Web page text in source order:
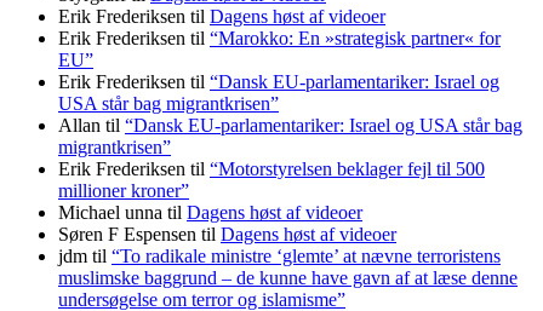
Erik Frederiksen til Dagens høst af videoer
Erik Frederiksen til “Marokko: En »strategisk partner« for
EU”
Erik Frederiksen til “Dansk EU-parlamentariker: Israel og
USA står bag migrantkrisen”
Allan til “Dansk EU-parlamentariker: Israel og USA står bag
migrantkrisen”
Erik Frederiksen til “Motorstyrelsen beklager fejl til 500
millioner kroner”
Michael unna til Dagens høst af videoer
Søren F Espensen til Dagens høst af videoer
jdm til “To radikale ministre ‘glemte’ at nævne terroristens
muslimske baggrund – de kunne have gavn af at læse denne
undersøgelse om terror og islamisme”